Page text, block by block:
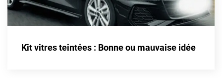
Changan
Chevrolet
Chrysler
Kit vitres teintées : Bonne ou mauvaise idée